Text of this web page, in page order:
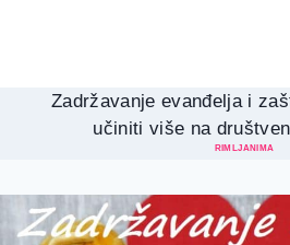
Zadržavanje evanđelja i
učiniti više na
RIMLJANIMA